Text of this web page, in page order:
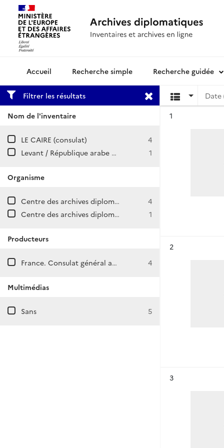
Archives diplomatiquesRecherche simple Recherche guidée
Filtrer les résultats
Nom de l'inventaire
LE CAIRE (consulat)
4
Levant / République arabe unie (RAU)
1
Organisme
Centre des archives diplomatiques de Nantes
4
Centre des archives diplomatiques de La Courneuve
1
Producteurs
France. Consulat général au Caire (Égypte) 4
Multimédias
Sans 5
Date
1
2
3